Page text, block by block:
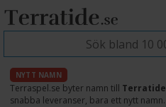
NYTT NAMN
Terraspel.se byter namn till Terratide
snabba leveranser, bara ett nytt namn.